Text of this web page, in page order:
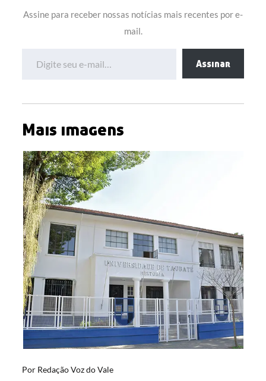
Assine para receber nossas notícias mais recentes por e-
mail.
Assinar
Mais imagens
Por Redação Voz do Vale